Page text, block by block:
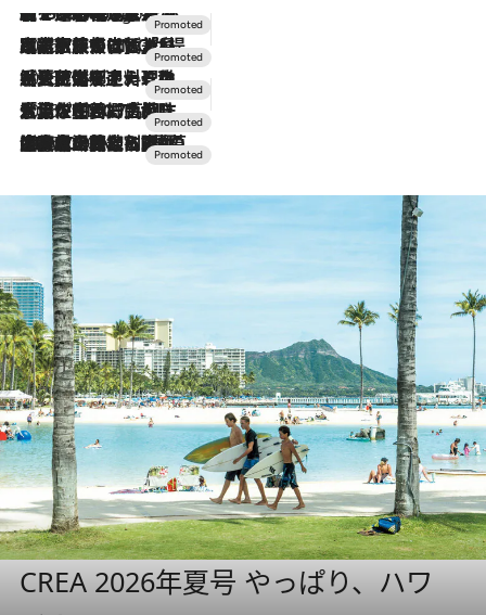
2 Hours Ago
【トンボの足水浴】ヒノキの香りに包まれて涼感マックス！約13℃の湧水かけ流しを避暑地「星野温泉 トンボの湯」で体験
2026.7.31
【ホテル帰省】という選択肢をOMOが提案。家族とほどよい距離を保つには「昼は実家、夜は気兼ねなくホテルで！」
2026.7.24
【夏限定ディナーコース】旬を迎える稚鮎や花ズッキーニなどをイタリア・トスカーナの郷土料理の手法で満喫！
2026.7.17
「土佐和ハーブかき氷」がOMO7高知に登場！生姜、山椒、大葉など目にも舌にも涼を呼ぶ郷土の味
2026.7.10
NEW OPEN！【界 草津】名湯の地に誕生。趣の異なる2種の温泉と上州ならではの会席・蕎麦割烹など美食を味わう究極の癒やし旅
CREA 2026年夏号 やっぱり、ハワ